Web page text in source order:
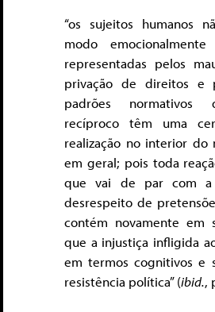
“os sujeitos humanos
modo
representadas pelos
privação de direitos e
padrões normativos
recíproco têm uma
realização no interior do
em geral; pois toda
que vai de par com a
desrespeito de
contém novamente em
que a injustiça infligida
em termos cognitivos e
resistência política” (ibid.,